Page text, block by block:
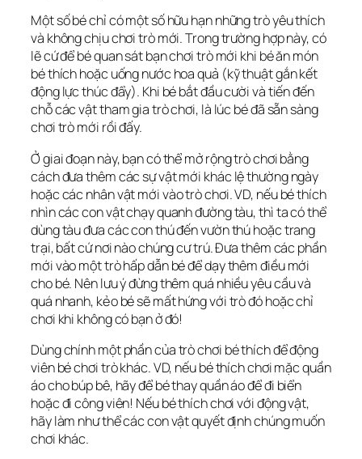
Một số bé chỉ có một số hữu hạn những trò yêu thích
và không chịu chơi trò mới. Trong trường hợp này, có
lẽ cứ để bé quan sát bạn chơi trò mới khi bé ăn món
bé thích hoặc uống nước hoa quả (kỹ thuật gắn kết
động lực thúc đẩy). Khi bé bắt đầu cười và tiến đến
chỗ các vật tham gia trò chơi, là lúc bé đã sẵn sàng
chơi trò mới rồi đấy.
Ở giai đoạn này, bạn có thể mở rộng trò chơi bằng
cách đưa thêm các sự vật mới khác lệ thường ngày
hoặc các nhân vật mới vào trò chơi. VD, nếu bé thích
nhìn các con vật chạy quanh đường tàu, thì ta có thể
dùng tàu đưa các con thú đến vườn thú hoặc trang
trại, bất cứ nơi nào chúng cư trú. Đưa thêm các phần
mới vào một trò hấp dẫn bé để dạy thêm điều mới
cho bé. Nên lưu ý đừng thêm quá nhiều yêu cầu và
quá nhanh, kẻo bé sẽ mất hứng với trò đó hoặc chỉ
chơi khi không có bạn ở đó!
Dùng chính một phần của trò chơi bé thích để động
viên bé chơi trò khác. VD, nếu bé thích chơi mặc quần
áo cho búp bê, hãy để bé thay quần áo để đi biển
hoặc đi công viên! Nếu bé thích chơi với động vật,
hãy làm như thể các con vật quyết định chúng muốn
chơi khác.